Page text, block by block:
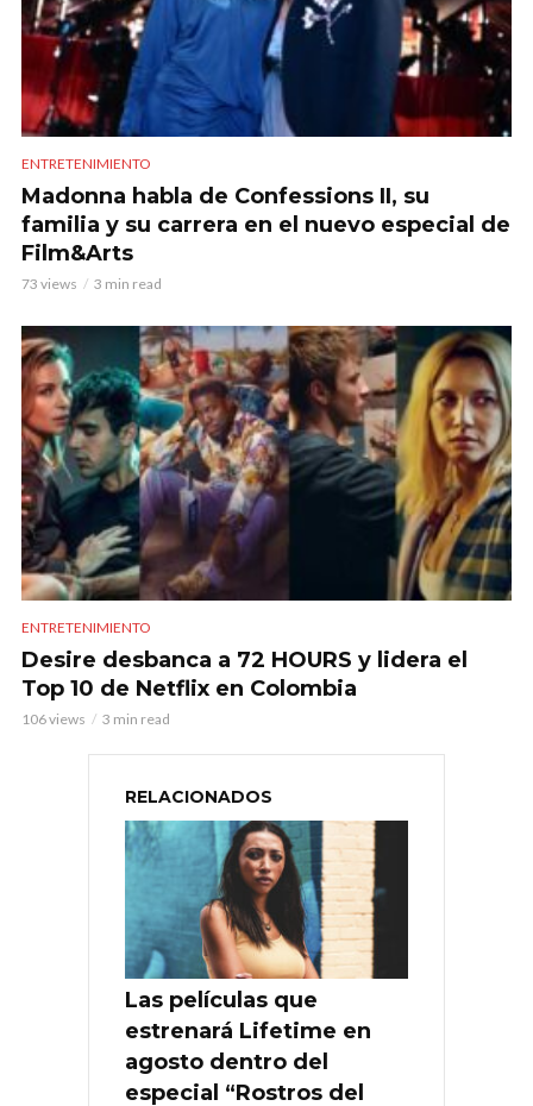
ENTRETENIMIENTO
Madonna habla de Confessions II, su
familia y su carrera en el nuevo especial de
Film&Arts
73 views 3 min read
ENTRETENIMIENTO
Desire desbanca a 72 HOURS y lidera el
Top 10 de Netflix en Colombia
106 views 3 min read
RELACIONADOS
Las películas que
estrenará Lifetime en
agosto dentro del
especial “Rostros del